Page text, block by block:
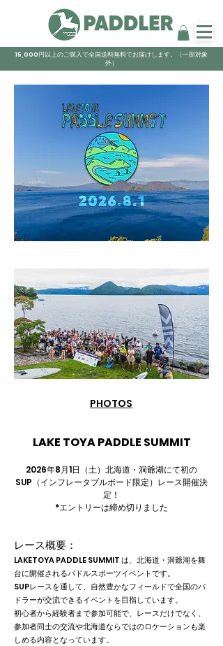
15,000円以上のご購入で全国送料無料でお届けします。（一部対象
外）
PHOTOS
LAKE TOYA PADDLE SUMMIT
2026年8月1日（土）北海道・洞爺湖にて初の
SUP（インフレータブルボード限定）レース開催決
定！
​*エントリーは締め切りました
レース概要：
LAKETOYA PADDLE SUMMIT は、北海道・洞爺湖を舞
台に開催されるパドルスポーツイベントです。
SUPレースを通して、自然豊かなフィールドで全国のパ
ドラーが交流できるイベントを目指しています。
初心者から経験者まで参加可能で、レースだけでなく、
参加者同士の交流や北海道ならではのロケーションも楽
しめる内容となっています。